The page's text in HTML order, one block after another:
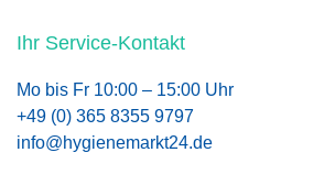
Ihr Service-Kontakt
Mo bis Fr 10:00 – 15:00 Uhr
+49 (0) 365 8355 9797
info@hygienemarkt24.de